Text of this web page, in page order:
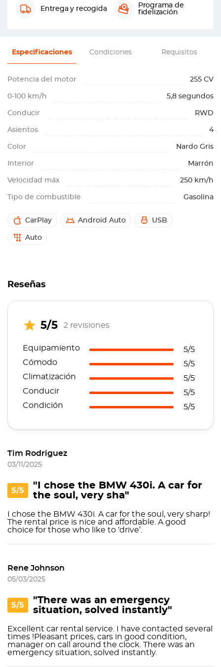
Entrega y recogida
Programa de
fidelización
Especificaciones Condiciones Requisitos
Potencia del motor 255 CV
0-100 km/h 5,8 segundos
Conducir RWD
Asientos 4
Color Nardo Gris
Interior Marrón
Velocidad máx 250 km/h
Tipo de combustible Gasolina
CarPlay Android Auto USB
Auto
Reseñas
5/5 2 revisiones
Equipamiento
5/5
Cómodo
5/5
Climatización
5/5
Conducir
5/5
Condición
5/5
Tim Rodriguez
03/11/2025
5/5
"I chose the BMW 430i. A car for
the soul, very sha"
I chose the BMW 430i. A car for the soul, very sharp!
The rental price is nice and affordable. A good
choice for those who like to ‘drive’.
Rene Johnson
05/03/2025
5/5
"There was an emergency
situation, solved instantly"
Excellent car rental service. I have contacted several
times !Pleasant prices, cars in good condition,
manager on call around the clock. There was an
emergency situation, solved instantly.